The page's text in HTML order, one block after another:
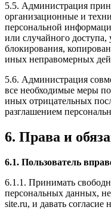
5.5. Администрация
организационные и
персональной
или случайного
блокирования,
иных неправомерных
5.6. Администрация
все необходимые меры
иных отрицательных
разглашением
6. Права и
6.1. Пользователь
6.1.1. Принимать
персональных данных,
site.ru, и давать согласие